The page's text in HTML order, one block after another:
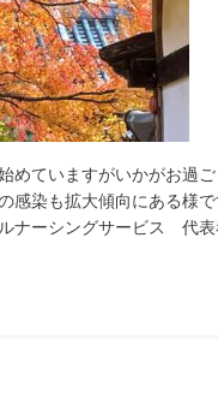
めていますがいかがお過
感染も拡大傾向にある様
ナーシングサービス 代